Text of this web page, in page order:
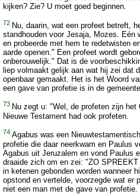
kijken? Zie? U moet goed beginnen.
72 Nu, daarin, wat een profeet betreft,
standhouden voor Jesaja, Mozes. Eén
en probeerde met hem te redetwisten
aarde openen." Een profeet wordt
onberouwelijk." Dat is de
liep volmaakt gelijk aan wat hij zei dat
openbaar gemaakt. Het is het Woord
een gave van profetie is in de
73 Nu zegt u: "Wel, de profeten zijn
Nieuwe Testament had ook profeten.
74 Agabus was een
profetie die daar neerkwam en Paulus
Agabus uit Jeruzalem en vond Paulus
draaide zich om en zei: "ZO
in ketenen gebonden worden wanneer
opstond en vertelde, voorzegde wat er
niet een man met de gave van profetie.